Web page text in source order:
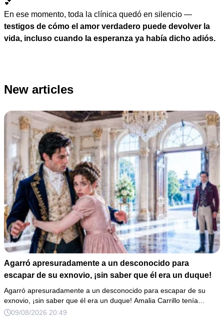
💕
En ese momento, toda la clínica quedó en silencio —
testigos de cómo el amor verdadero puede devolver la
vida, incluso cuando la esperanza ya había dicho adiós.
New articles
Agarró apresuradamente a un desconocido para
escapar de su exnovio, ¡sin saber que él era un duque!
Agarró apresuradamente a un desconocido para escapar de su
exnovio, ¡sin saber que él era un duque! Amalia Carrillo tenía…
09/08/2026 20:49